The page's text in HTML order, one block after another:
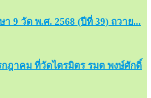
า 9 วัด พ.ศ. 2568 (ปีที่ 39) ถวาย...
ฎาคม ที่วัดไตรมิตร รมต พงษ์ศักดิ์